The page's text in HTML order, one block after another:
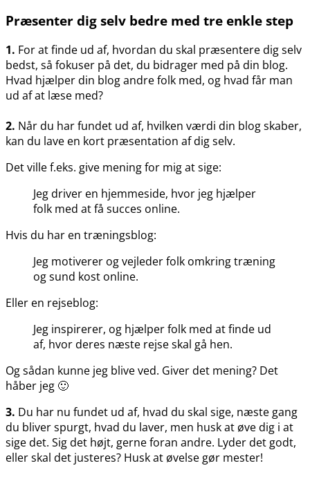
Præsenter dig selv bedre med tre enkle step
1. For at finde ud af, hvordan du skal præsentere dig selv
bedst, så fokuser på det, du bidrager med på din blog.
Hvad hjælper din blog andre folk med, og hvad får man
ud af at læse med?
2. Når du har fundet ud af, hvilken værdi din blog skaber,
kan du lave en kort præsentation af dig selv.
Det ville f.eks. give mening for mig at sige:
Jeg driver en hjemmeside, hvor jeg hjælper
folk med at få succes online.
Hvis du har en træningsblog:
Jeg motiverer og vejleder folk omkring træning
og sund kost online.
Eller en rejseblog:
Jeg inspirerer, og hjælper folk med at finde ud
af, hvor deres næste rejse skal gå hen.
Og sådan kunne jeg blive ved. Giver det mening? Det
håber jeg 🙂
3. Du har nu fundet ud af, hvad du skal sige, næste gang
du bliver spurgt, hvad du laver, men husk at øve dig i at
sige det. Sig det højt, gerne foran andre. Lyder det godt,
eller skal det justeres? Husk at øvelse gør mester!